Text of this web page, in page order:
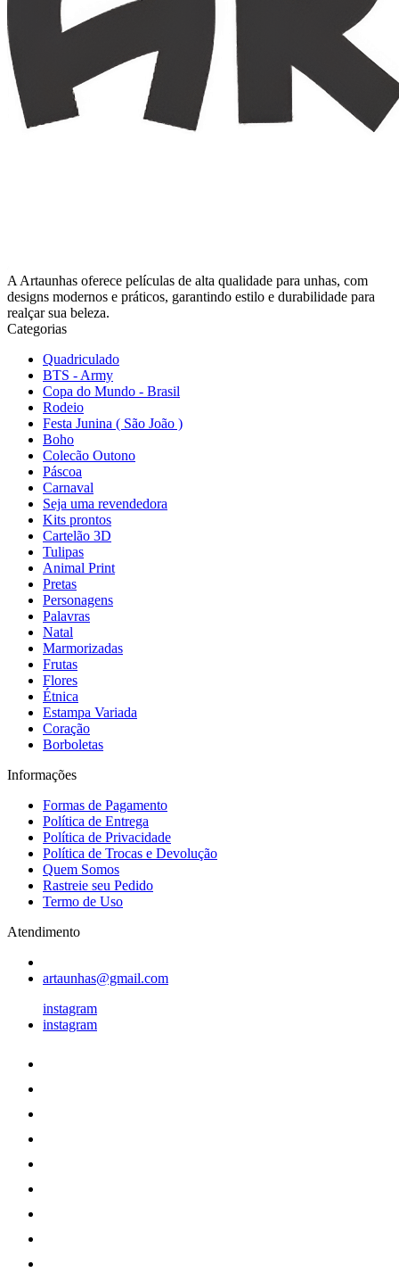
A Artaunhas oferece películas de alta qualidade para unhas, com
designs modernos e práticos, garantindo estilo e durabilidade para
realçar sua beleza.
Categorias
Quadriculado
BTS - Army
Copa do Mundo - Brasil
Rodeio
Festa Junina ( São João )
Boho
Colecão Outono
Páscoa
Carnaval
Seja uma revendedora
Kits prontos
Cartelão 3D
Tulipas
Animal Print
Pretas
Personagens
Palavras
Natal
Marmorizadas
Frutas
Flores
Étnica
Estampa Variada
Coração
Borboletas
Informações
Formas de Pagamento
Política de Entrega
Política de Privacidade
Política de Trocas e Devolução
Quem Somos
Rastreie seu Pedido
Termo de Uso
Atendimento
artaunhas@gmail.com
instagram
instagram